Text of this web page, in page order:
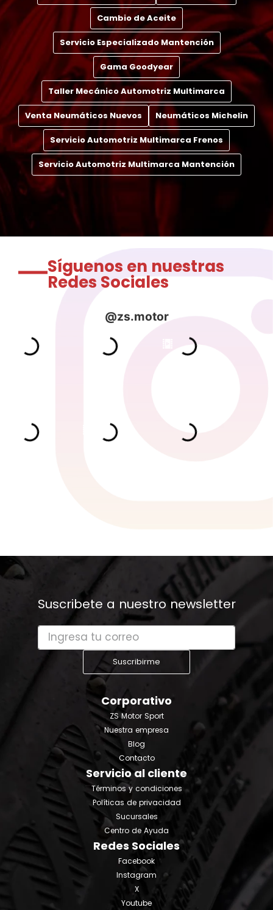
Cambio de Aceite
Servicio Especializado Mantención
Gama Goodyear
Taller Mecánico Automotriz Multimarca
Venta Neumáticos Nuevos Neumáticos Michelin
Servicio Automotriz Multimarca Frenos
Servicio Automotriz Multimarca Mantención
Síguenos en nuestras
Redes Sociales
Suscribete a nuestro newsletter
Suscribirme
Corporativo
ZS Motor Sport
Nuestra empresa
Blog
Contacto
Servicio al cliente
Términos y condiciones
Políticas de privacidad
Sucursales
Centro de Ayuda
Redes Sociales
Facebook
Instagram
X
Youtube